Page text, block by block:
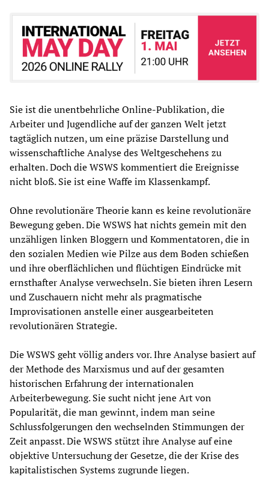
Sie ist die unentbehrliche Online-Publikation, die
Arbeiter und Jugendliche auf der ganzen Welt jetzt
tagtäglich nutzen, um eine präzise Darstellung und
wissenschaftliche Analyse des Weltgeschehens zu
erhalten. Doch die WSWS kommentiert die Ereignisse
nicht bloß. Sie ist eine Waffe im Klassenkampf.
Ohne revolutionäre Theorie kann es keine revolutionäre
Bewegung geben. Die WSWS hat nichts gemein mit den
unzähligen linken Bloggern und Kommentatoren, die in
den sozialen Medien wie Pilze aus dem Boden schießen
und ihre oberflächlichen und flüchtigen Eindrücke mit
ernsthafter Analyse verwechseln. Sie bieten ihren Lesern
und Zuschauern nicht mehr als pragmatische
Improvisationen anstelle einer ausgearbeiteten
revolutionären Strategie.
Die WSWS geht völlig anders vor. Ihre Analyse basiert auf
der Methode des Marxismus und auf der gesamten
historischen Erfahrung der internationalen
Arbeiterbewegung. Sie sucht nicht jene Art von
Popularität, die man gewinnt, indem man seine
Schlussfolgerungen den wechselnden Stimmungen der
Zeit anpasst. Die WSWS stützt ihre Analyse auf eine
objektive Untersuchung der Gesetze, die der Krise des
kapitalistischen Systems zugrunde liegen.